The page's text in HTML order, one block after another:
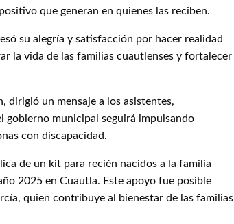
que generan en quienes las reciben.
su alegría y satisfacción por hacer realidad
la vida de las familias cuautlenses y fortalecer
dirigió un mensaje a los asistentes,
gobierno municipal seguirá impulsando
con discapacidad.
de un kit para recién nacidos a la familia
2025 en Cuautla. Este apoyo fue posible
quien contribuye al bienestar de las familias